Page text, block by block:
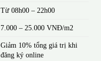
Từ 08h00 – 22h00
7.000 – 25.000 VNĐ/m2
Giảm 10% tổng giá trị khi
đăng ký online